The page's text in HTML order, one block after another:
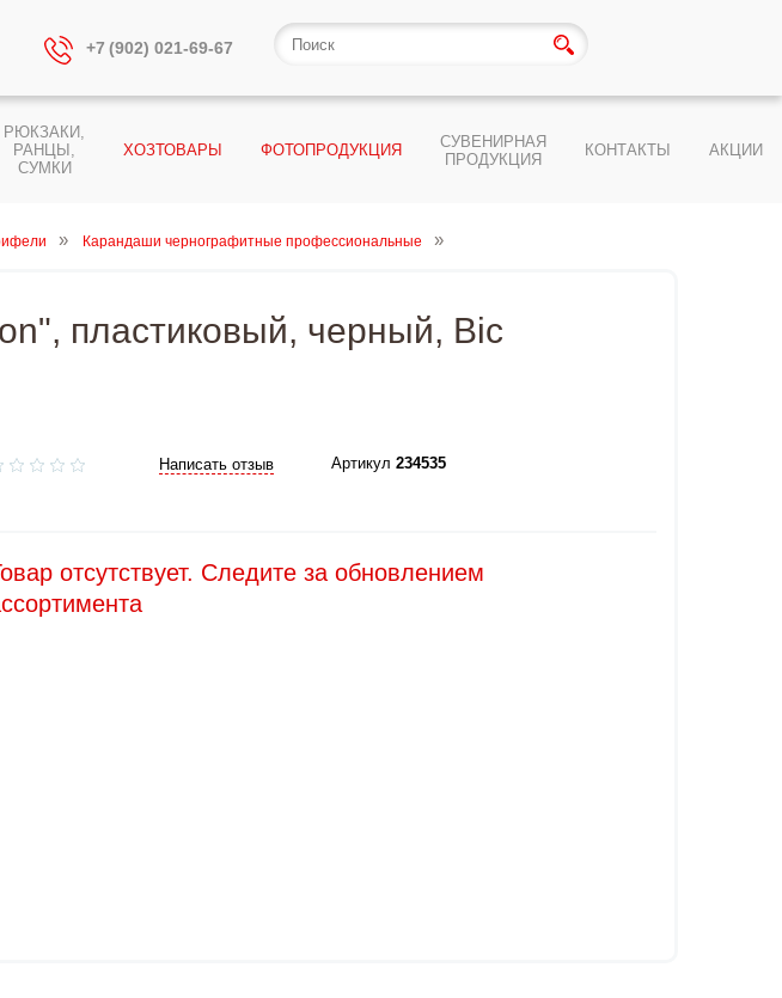
+7 (902) 021-69-67
РЮКЗАКИ,
РАНЦЫ,
СУМКИ
ХОЗТОВАРЫ ФОТОПРОДУКЦИЯ
СУВЕНИРНАЯ
ПРОДУКЦИЯ
КОНТАКТЫ АКЦИИ
Карандаши чернографитные профессиональные
пластиковый, черный, Bic
Написать отзыв Артикул 234535
отсутствует. Следите за обновлением